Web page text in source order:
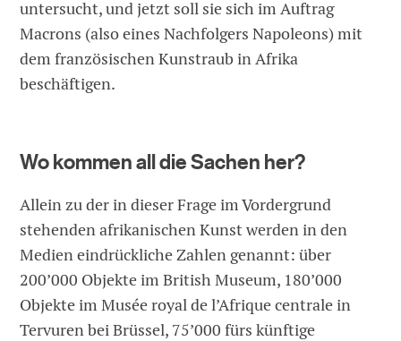
untersucht, und jetzt soll sie sich im Auftrag
Macrons (also eines Nachfolgers Napoleons) mit
dem französischen Kunstraub in Afrika
beschäftigen.
Wo kommen all die Sachen her?
Allein zu der in dieser Frage im Vordergrund
stehenden afrikanischen Kunst werden in den
Medien eindrückliche Zahlen genannt: über
200’000 Objekte im British Museum, 180’000
Objekte im Musée royal de l’Afrique centrale in
Tervuren bei Brüssel, 75’000 fürs künftige